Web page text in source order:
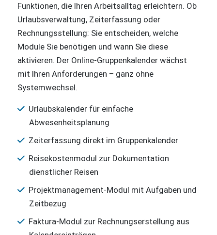
Funktionen, die Ihren Arbeitsalltag erleichtern. Ob
Urlaubsverwaltung, Zeiterfassung oder
Rechnungsstellung: Sie entscheiden, welche
Module Sie benötigen und wann Sie diese
aktivieren. Der Online-Gruppenkalender wächst
mit Ihren Anforderungen – ganz ohne
Systemwechsel.
Urlaubskalender für einfache
Abwesenheitsplanung
Zeiterfassung direkt im Gruppenkalender
Reisekostenmodul zur Dokumentation
dienstlicher Reisen
Projektmanagement-Modul mit Aufgaben und
Zeitbezug
Faktura-Modul zur Rechnungserstellung aus